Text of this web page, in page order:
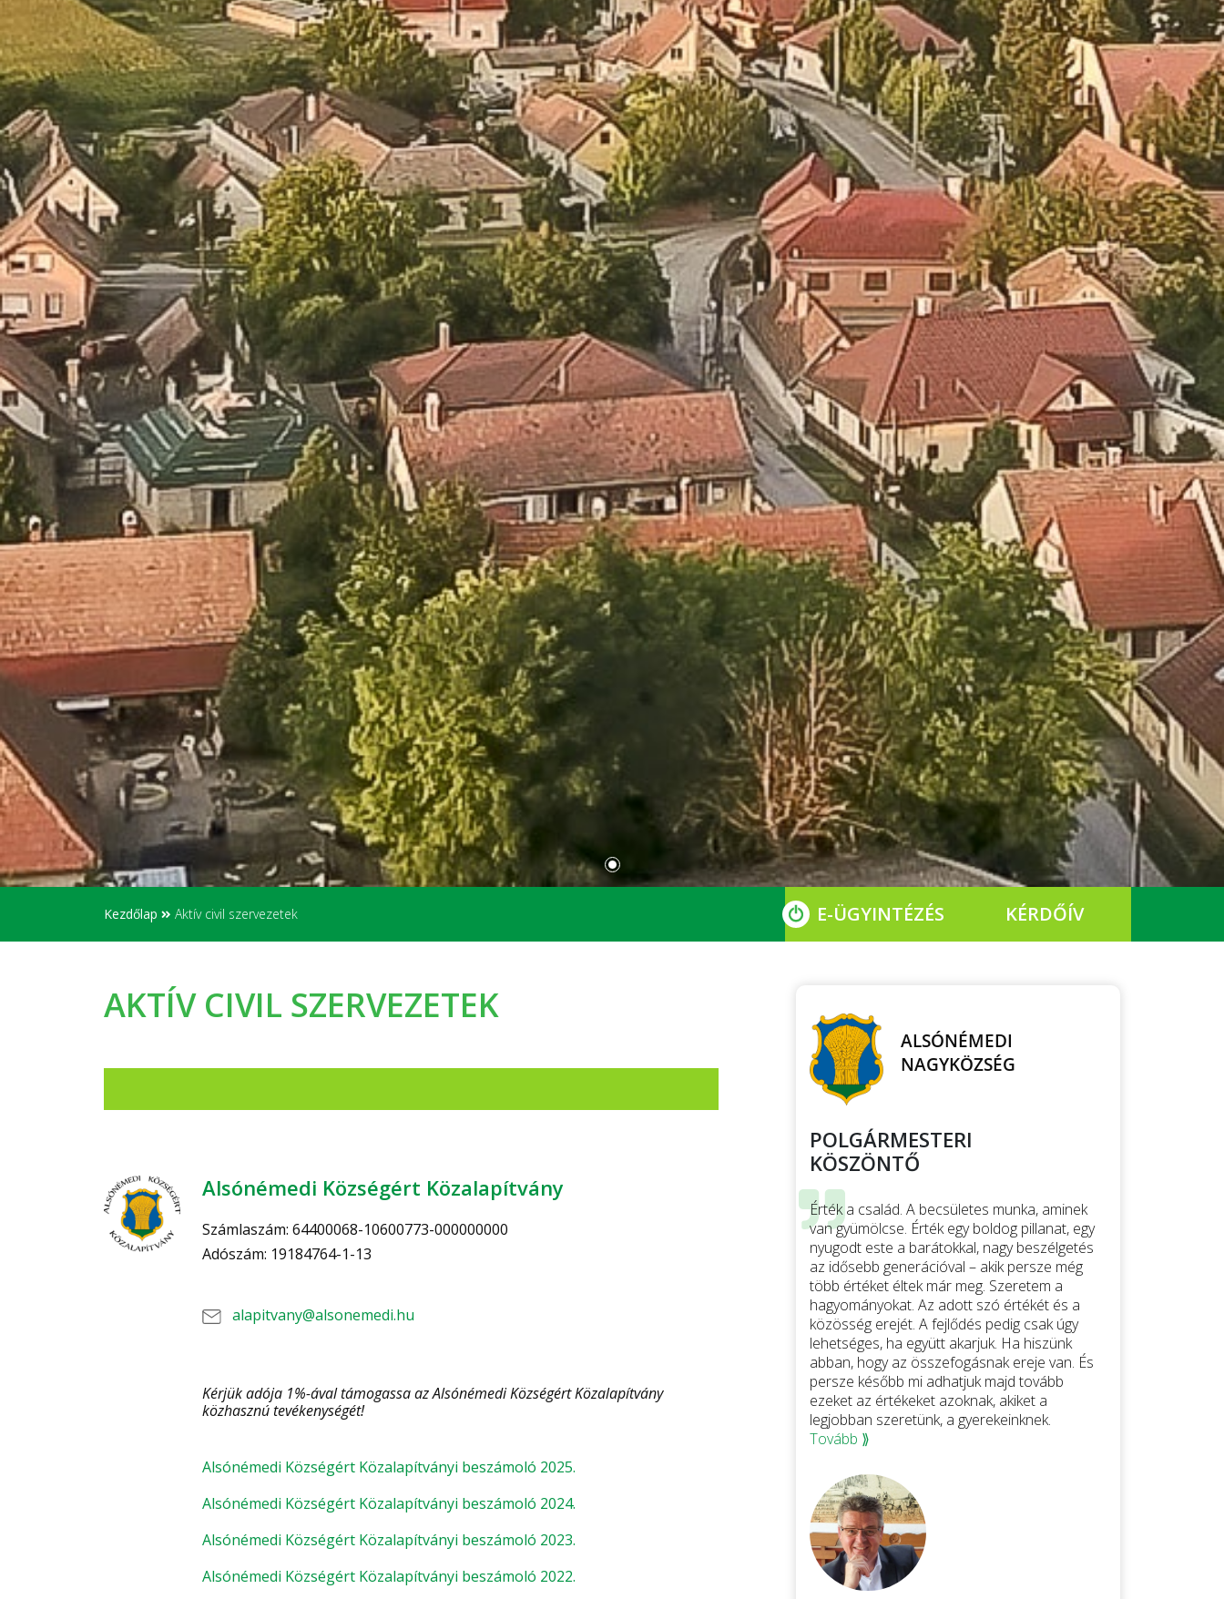
Kezdőlap Aktív civil szervezetek E-ÜGYINTÉZÉS KÉRDŐÍV
AKTÍV CIVIL SZERVEZETEK
Alsónémedi Községért Közalapítvány
Számlaszám: 64400068-10600773-000000000
Adószám: 19184764-1-13
alapitvany@alsonemedi.hu
Kérjük adója 1%-ával támogassa az Alsónémedi Községért Közalapítvány
közhasznú tevékenységét!
Alsónémedi Községért Közalapítványi beszámoló 2025.
Alsónémedi Községért Közalapítványi beszámoló 2024.
Alsónémedi Községért Közalapítványi beszámoló 2023.
Alsónémedi Községért Közalapítványi beszámoló 2022.
POLGÁRMESTERI
KÖSZÖNTŐ
Érték a család. A becsületes munka, aminek
van gyümölcse. Érték egy boldog pillanat, egy
nyugodt este a barátokkal, nagy beszélgetés
az idősebb generációval – akik persze még
több értéket éltek már meg. Szeretem a
hagyományokat. Az adott szó értékét és a
közösség erejét. A fejlődés pedig csak úgy
lehetséges, ha együtt akarjuk. Ha hiszünk
abban, hogy az összefogásnak ereje van. És
persze később mi adhatjuk majd tovább
ezeket az értékeket azoknak, akiket a
legjobban szeretünk, a gyerekeinknek.
Tovább ⟫